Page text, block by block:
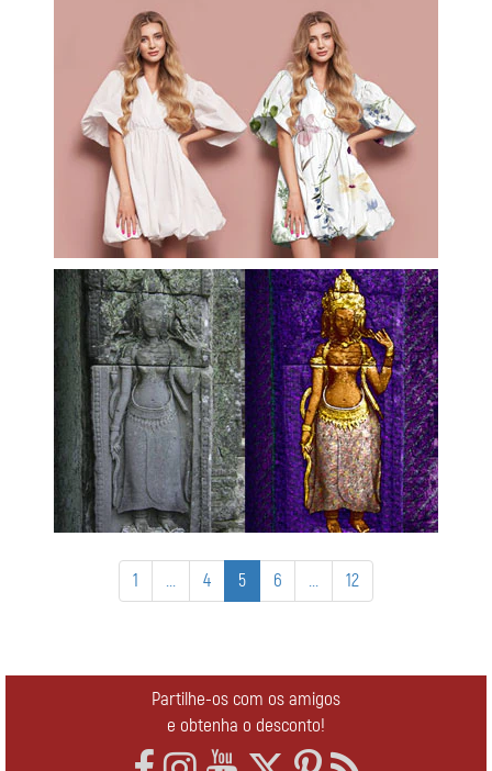
1 ... 4 5 6 ... 12
Partilhe-os com os amigos
e obtenha o desconto!